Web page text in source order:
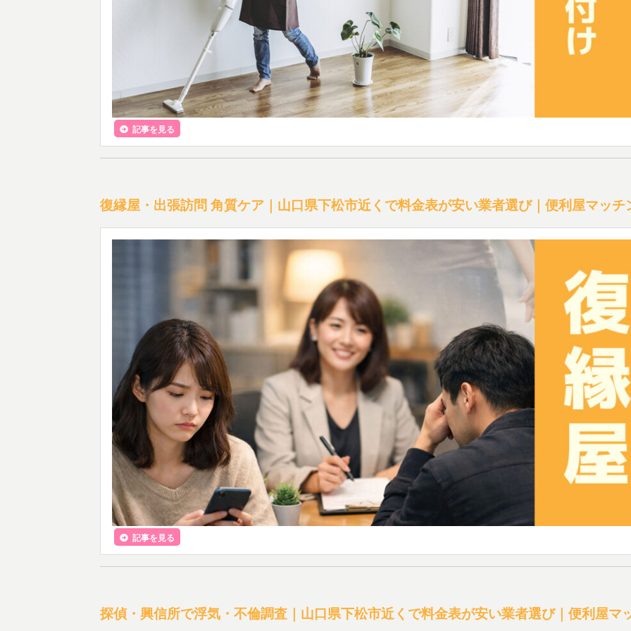
記事を見る
復縁屋・出張訪問 角質ケア｜山口県下松市近くで料金表が安い業者選び｜便利屋マッチ
記事を見る
探偵・興信所で浮気・不倫調査｜山口県下松市近くで料金表が安い業者選び｜便利屋マ